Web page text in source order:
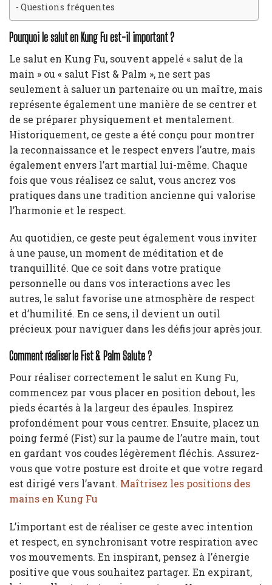
Questions fréquentes
Pourquoi le salut en Kung Fu est-il important ?
Le salut en Kung Fu, souvent appelé « salut de la
main » ou « salut Fist & Palm », ne sert pas
seulement à saluer un partenaire ou un maître, mais
représente également une manière de se centrer et
de se préparer physiquement et mentalement.
Historiquement, ce geste a été conçu pour montrer
la reconnaissance et le respect envers l’autre, mais
également envers l’art martial lui-même. Chaque
fois que vous réalisez ce salut, vous ancrez vos
pratiques dans une tradition ancienne qui valorise
l’harmonie et le respect.
Au quotidien, ce geste peut également vous inviter
à une pause, un moment de méditation et de
tranquillité. Que ce soit dans votre pratique
personnelle ou dans vos interactions avec les
autres, le salut favorise une atmosphère de respect
et d’humilité. En ce sens, il devient un outil
précieux pour naviguer dans les défis jour après jour.
Comment réaliser le Fist & Palm Salute ?
Pour réaliser correctement le salut en Kung Fu,
commencez par vous placer en position debout, les
pieds écartés à la largeur des épaules. Inspirez
profondément pour vous centrer. Ensuite, placez un
poing fermé (Fist) sur la paume de l’autre main, tout
en gardant vos coudes légèrement fléchis. Assurez-
vous que votre posture est droite et que votre regard
est dirigé vers l’avant. Maîtrisez les positions des
mains en Kung Fu
L’important est de réaliser ce geste avec intention
et respect, en synchronisant votre respiration avec
vos mouvements. En inspirant, pensez à l’énergie
positive que vous souhaitez partager. En expirant,